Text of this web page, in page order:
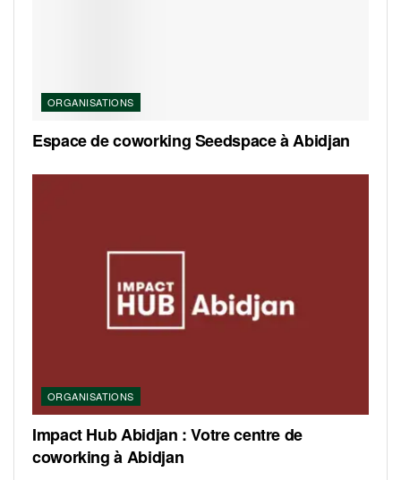
ORGANISATIONS
Espace de coworking Seedspace à Abidjan
ORGANISATIONS
Impact Hub Abidjan : Votre centre de
coworking à Abidjan